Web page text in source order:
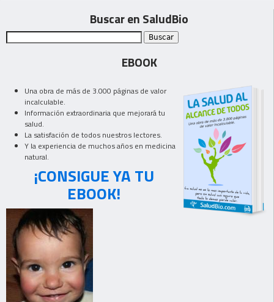
Buscar en SaludBio
EBOOK
Una obra de más de 3.000 páginas de valor
incalculable.
Información extraordinaria que mejorará tu
salud.
La satisfación de todos nuestros lectores.
Y la experiencia de muchos años en medicina
natural.
¡CONSIGUE YA TU
EBOOK!